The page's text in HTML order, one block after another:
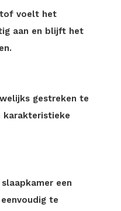
voelt het
aan en blijft het
gestreken te
karakteristieke
een
te